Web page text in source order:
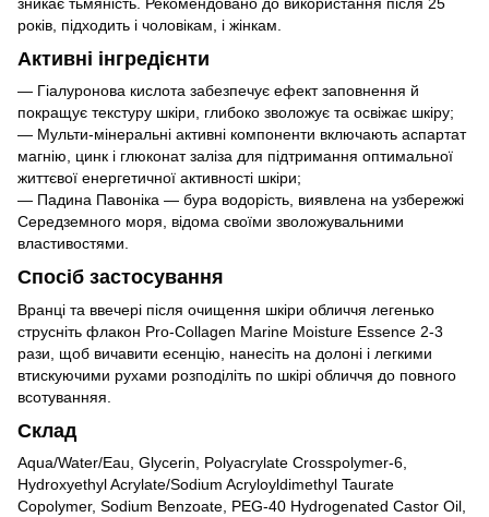
років, підходить і чоловікам, і жінкам.
Активні інгредієнти
— Гіалуронова кислота забезпечує ефект заповнення й
покращує текстуру шкіри, глибоко зволожує та освіжає шкіру;
— Мульти-мінеральні активні компоненти включають аспартат
магнію, цинк і глюконат заліза для підтримання оптимальної
життєвої енергетичної активності шкіри;
— Падина Павоніка — бура водорість, виявлена на узбережжі
Середземного моря, відома своїми зволожувальними
властивостями.
Спосіб застосування
Вранці та ввечері після очищення шкіри обличчя легенько
струсніть флакон Pro-Collagen Marine Moisture Essence 2-3
рази, щоб вичавити есенцію, нанесіть на долоні і легкими
втискуючими рухами розподіліть по шкірі обличчя до повного
всотуванняя.
Склад
Aqua/Water/Eau, Glycerin, Polyacrylate Crosspolymer-6,
Hydroxyethyl Acrylate/Sodium Acryloyldimethyl Taurate
Copolymer, Sodium Benzoate, PEG-40 Hydrogenated Castor Oil,